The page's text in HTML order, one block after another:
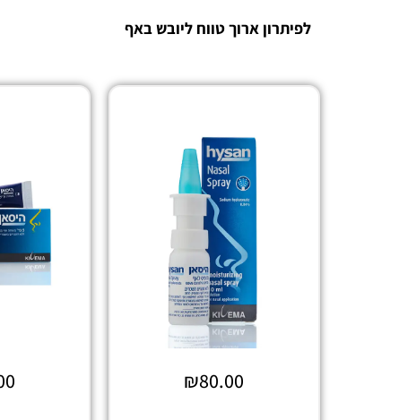
לפיתרון ארוך טווח ליובש באף
₪80.00